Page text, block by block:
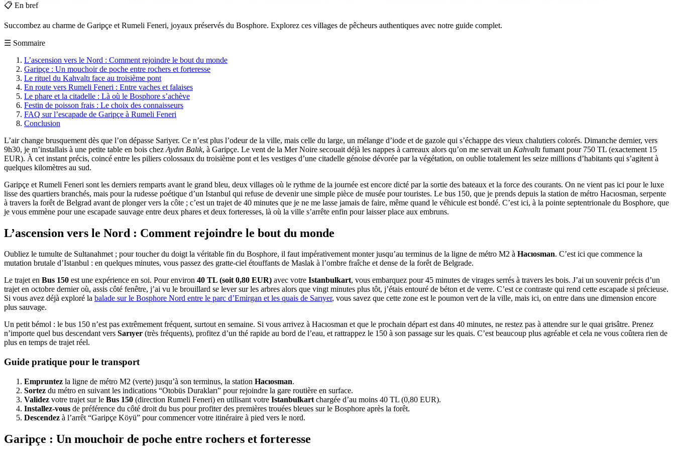
📋 En bref
Succombez au charme de Garipçe et Rumeli Feneri, joyaux préservés du Bosphore. Explorez ces villages de pêcheurs authentiques avec notre guide complet.
☰ Sommaire
L’ascension vers le Nord : Comment rejoindre le bout du monde
Garipçe : Un mouchoir de poche entre rochers et forteresse
Le rituel du Kahvaltı face au troisième pont
En route vers Rumeli Feneri : Entre vaches et falaises
Le phare et la citadelle : Là où le Bosphore s’achève
Festin de poisson frais : Le choix des connaisseurs
FAQ sur l’escapade de Garipçe à Rumeli Feneri
Conclusion
L’air change brusquement dès que l’on dépasse Sariyer. Ce n’est plus l’odeur de la ville, mais celle du large, un mélange d’iode et de gazole qui s’échappe des vieux chalutiers colorés. Dimanche dernier, vers
9h30, je m’installais à une petite table en bois chez Aydın Balık, à Garipçe. Le vent de la Mer Noire secouait déjà les nappes à carreaux alors qu’on me servait un Kahvaltı fumant pour 750 TL (exactement 15
EUR). À cet instant précis, coincé entre les piliers colossaux du troisième pont et les vestiges d’une citadelle génoise dévorée par la végétation, on oublie totalement les seize millions d’habitants qui s’agitent à
quelques kilomètres au sud.
Garipçe et Rumeli Feneri sont les derniers remparts avant le grand bleu, deux villages où le rythme de la journée est encore dicté par la sortie des bateaux et la force des courants. On ne vient pas ici pour le luxe
lisse des quartiers branchés, mais pour la rudesse poétique d’un Istanbul qui refuse de devenir une simple pièce de musée pour touristes. Le bus 150, que je prends depuis la station de métro Hacıosman, serpente
à travers la forêt de Belgrad avant de plonger vers la côte ; c’est un trajet de 40 minutes que je ne me lasse jamais de faire, même quand le véhicule est bondé. C’est ici, à la pointe septentrionale du Bosphore, que
je vous emmène pour une escapade sauvage entre deux phares et deux forteresses, là où la ville s’arrête enfin pour laisser place aux embruns.
L’ascension vers le Nord : Comment rejoindre le bout du monde
Oubliez le tumulte de Sultanahmet ; pour toucher du doigt la véritable fin du Bosphore, il faut impérativement monter jusqu’au terminus de la ligne de métro M2 à Hacıosman. C’est ici que commence la
mutation brutale d’Istanbul : en quelques minutes, vous passez des gratte-ciel étouffants de Maslak à l’ombre fraîche et dense de la forêt de Belgrade.
Le trajet en Bus 150 est une expérience en soi. Pour environ 40 TL (soit 0,80 EUR) avec votre Istanbulkart, vous embarquez pour 45 minutes de virages serrés à travers les bois. J’ai un souvenir précis d’un
trajet en octobre dernier où, assis côté fenêtre, j’ai vu le brouillard se lever sur les arbres alors que vingt minutes plus tôt, j’étais entouré de béton et de verre. C’est ce contraste qui rend cette escapade si précieuse.
Si vous avez déjà exploré la balade sur le Bosphore Nord entre le parc d’Emirgan et les quais de Sarıyer, vous savez que cette zone est le poumon vert de la ville, mais ici, on entre dans une dimension encore
plus sauvage.
Un petit bémol : le bus 150 n’est pas extrêmement fréquent, surtout en semaine. Si vous arrivez à Hacıosman et que le prochain départ est dans 40 minutes, ne restez pas à attendre sur le quai grisâtre. Prenez
n’importe quel bus descendant vers Sarıyer (très fréquents), profitez d’un thé rapide au bord de l’eau, et rattrappez le 150 à son passage sur les quais. C’est beaucoup plus agréable et cela ne vous coûtera rien de
plus en temps de trajet réel.
Guide pratique pour le transport
Empruntez la ligne de métro M2 (verte) jusqu’à son terminus, la station Hacıosman.
Sortez du métro en suivant les indications “Otobüs Durakları” pour rejoindre la gare routière en surface.
Validez votre trajet sur le Bus 150 (direction Rumeli Feneri) en utilisant votre Istanbulkart chargée d’au moins 40 TL (0,80 EUR).
Installez-vous de préférence du côté droit du bus pour profiter des premières trouées bleues sur le Bosphore après la forêt.
Descendez à l’arrêt “Garipçe Köyü” pour commencer votre itinéraire à pied vers le nord.
Garipçe : Un mouchoir de poche entre rochers et forteresse